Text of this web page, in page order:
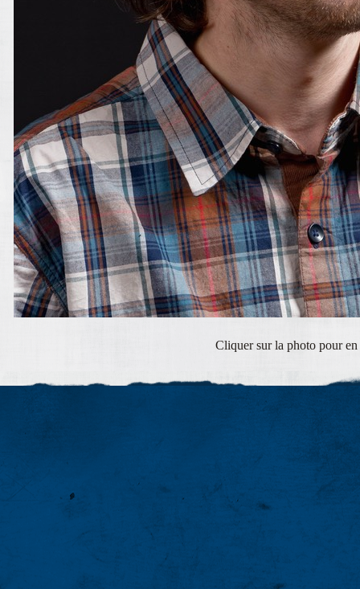
Cliquer sur la photo pour